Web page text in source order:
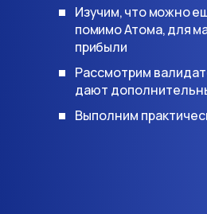
Изучим, что можно
помимо Атома, для
прибыли
Рассмотрим
дают
Выполним